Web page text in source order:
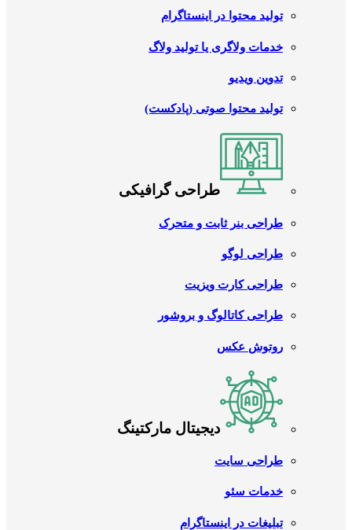
تولید محتوا در اینستاگرام
خدمات ولاگری یا تولید ولاگ
تدوین ویدیو
تولید محتوا صوتی (پادکست)
طراحی گرافیکی
طراحی بنر ثابت و متحرک
طراحی لوگو
طراحی کارت ویزیت
طراحی کاتالوگ و بروشور
روتوش عکس
دیجیتال مارکتینگ
طراحی سایت
خدمات سئو
تبلیغات در اینستاگرام